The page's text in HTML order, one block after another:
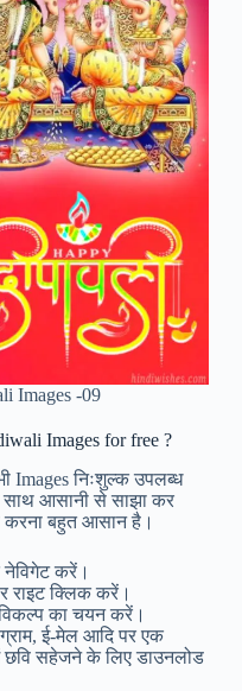
Images -09
Images for free ?
Images निःशुल्क उपलब्ध
साथ आसानी से साझा कर
करना बहुत आसान है।
करें।
राइट क्लिक करें।
का चयन करें।
ई-मेल आदि पर एक
सहेजने के लिए डाउनलोड